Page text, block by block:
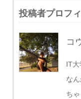
投稿者プロフ
コ
IT大
な
ち